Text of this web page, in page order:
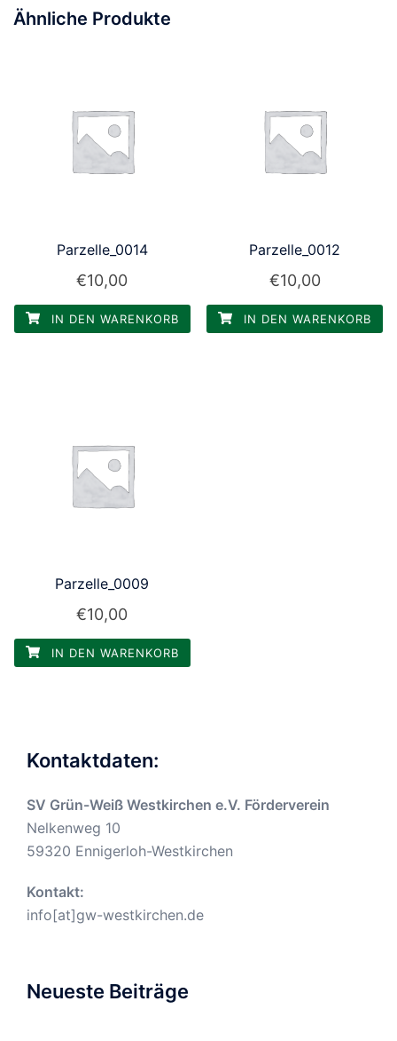
Ähnliche Produkte
Parzelle_0014
€10,00
IN DEN WARENKORB
Parzelle_0012
€10,00
IN DEN WARENKORB
Parzelle_0009
€10,00
IN DEN WARENKORB
Kontaktdaten:
SV Grün-Weiß Westkirchen e.V. Förderverein
Nelkenweg 10
59320 Ennigerloh-Westkirchen
Kontakt:
info[at]gw-westkirchen.de
Neueste Beiträge